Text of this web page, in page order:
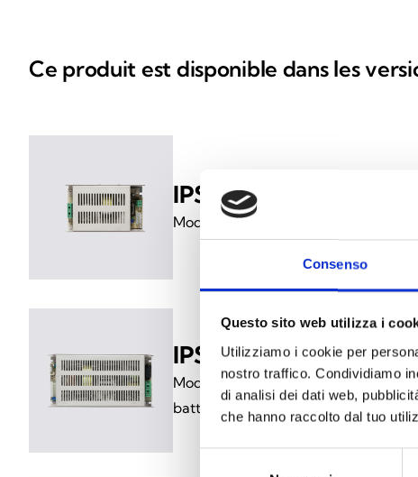
Consenso
Questo sito web utilizza i
Utilizziamo i cookie per
nostro traffico. Condividiamo
di analisi dei dati web,
che hanno raccolto dal tuo
Ce produit est disponible dans les
IPS12060S
Module d’alimentation 3 A, 13,8 V
IPS12160G
Module d’alimentation 5 A + 1,2 A,
batterie séparé